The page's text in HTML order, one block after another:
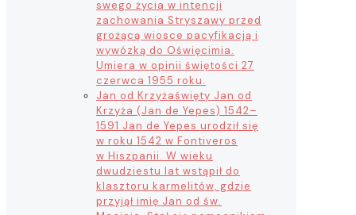
swego życia w intencji
zachowania Stryszawy przed
grożącą wiosce pacyfikacją i
wywózką do Oświęcimia.
Umiera w opinii świętości 27
czerwca 1955 roku.
Jan od Krzyżaświęty Jan od
Krzyża (Jan de Yepes) 1542–
1591 Jan de Yepes urodził się
w roku 1542 w Fontiveros
w Hiszpanii. W wieku
dwudziestu lat wstąpił do
klasztoru karmelitów, gdzie
przyjął imię Jan od św.